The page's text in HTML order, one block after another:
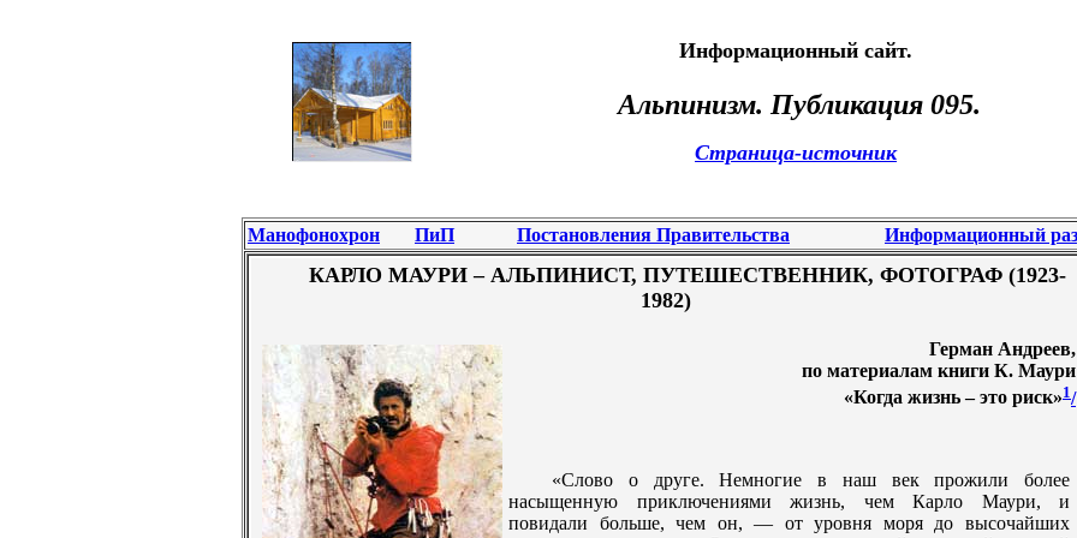
Информационный сайт.
Альпинизм. Публикация 095.
Страница-источник
Манофонохрон ПиП Постановления Правительства Информационный
КАРЛО МАУРИ – АЛЬПИНИСТ, ПУТЕШЕСТВЕННИК, ФОТОГРАФ (1923-
1982)
Герман Андреев,
по материалам книги К. Маури
«Когда жизнь – это риск»1/
«Слово о друге. Немногие в наш век прожили более
насыщенную приключениями жизнь, чем Карло Маури, и
повидали больше, чем он, — от уровня моря до высочайших